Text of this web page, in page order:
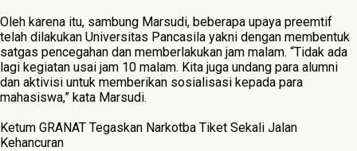
Oleh karena itu, sambung Marsudi, beberapa upaya preemtif
telah dilakukan Universitas Pancasila yakni dengan membentuk
satgas pencegahan dan memberlakukan jam malam. “Tidak ada
lagi kegiatan usai jam 10 malam. Kita juga undang para alumni
dan aktivisi untuk memberikan sosialisasi kepada para
mahasiswa,” kata Marsudi.
Ketum GRANAT Tegaskan Narkotba Tiket Sekali Jalan
Kehancuran